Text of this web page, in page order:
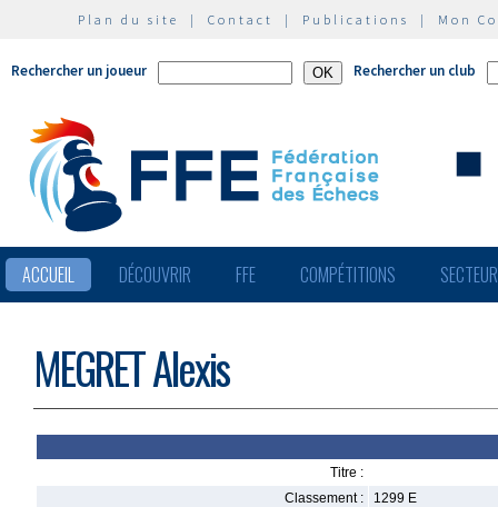
Plan du site | Contact | Publications | Mon
Rechercher un joueur Rechercher un club
ACCUEIL DÉCOUVRIR FFE COMPÉTITIONS
MEGRET Alexis
Titre :
Classement :
1299 E